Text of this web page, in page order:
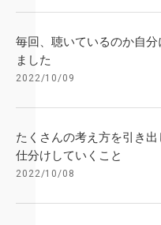
毎回、聴いているのか自分
ました
2022/10/09
たくさんの考え方を引き
仕分けしていくこと
2022/10/08